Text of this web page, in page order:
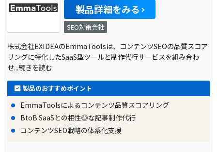
製品詳細をみる
SEO対策会社
株式会社EXIDEAのEmmaToolsは、コンテンツSEOの品質スコア
リングに特化したSaaS型ツールと制作代行サービスを組み合わ
せ...続きを読む
製品のおすすめポイント
EmmaToolsによるコンテンツ品質スコアリング
BtoB SaaSとの相性◎な記事制作代行
コンテンツSEO戦略の体系化支援